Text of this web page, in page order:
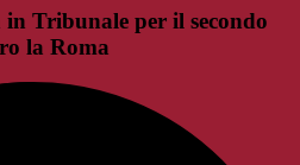
Tribunale per il secondo
la Roma